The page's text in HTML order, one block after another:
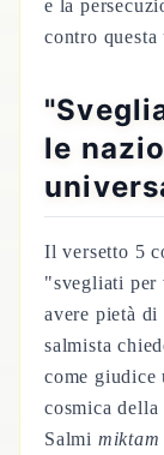
e la
contro questa
le
Il versetto 5
"svegliati per
avere pietà
salmista
come giudice
cosmica
Salmi miktam